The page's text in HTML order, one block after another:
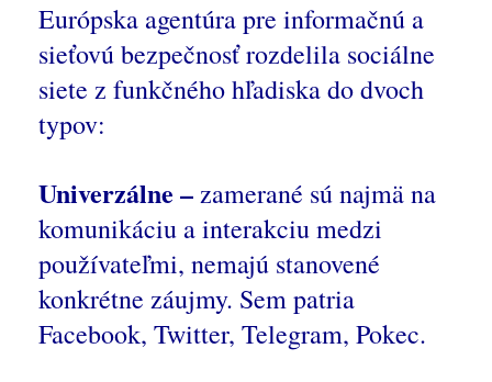
Európska agentúra pre informačnú a
sieťovú bezpečnosť rozdelila sociálne
siete z funkčného hľadiska do dvoch
typov:
Univerzálne –zamerané sú najmä na
komunikáciu a interakciu medzi
používateľmi, nemajú stanovené
konkrétne záujmy. Sem patria
Facebook, Twitter, Telegram, Pokec.